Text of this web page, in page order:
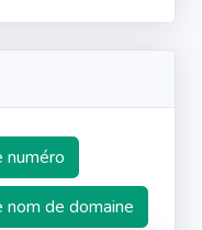
numéro
nom de domaine